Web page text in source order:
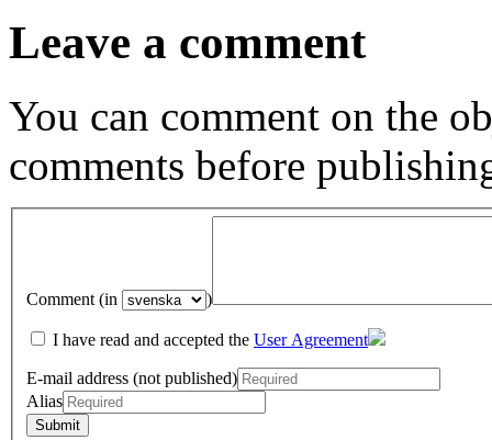
Leave a comment
You can comment on the
comments before
Comment (in )
I have read and accepted the User Agreement
E-mail address (not published)
Alias